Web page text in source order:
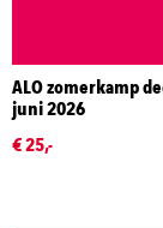
ALO zomerkamp
juni 2026
€ 25,-